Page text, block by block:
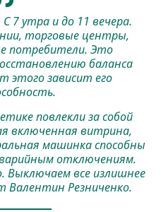
7 утра и до 11 вечера.
торговые центры,
потребители. Это
баланса
этого зависит его
повлекли за собой
включенная витрина,
машинка способны
отключениям.
Выключаем все излишнее
Валентин Резниченко.